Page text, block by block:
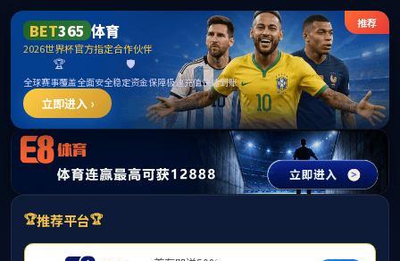
15vip太阳成集团(古天乐·VIP认证)官方网
站-Macau Sun City
请输入验证码下载附件